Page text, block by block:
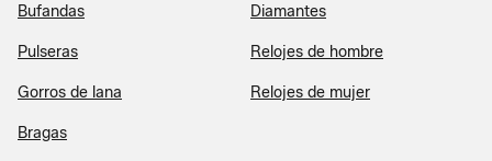
Bufandas Diamantes
Pulseras Relojes de hombre
Gorros de lana Relojes de mujer
Bragas